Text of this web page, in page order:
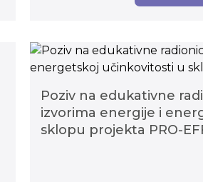
Poziv na edukativne
izvorima energije i
sklopu projekta PRO-